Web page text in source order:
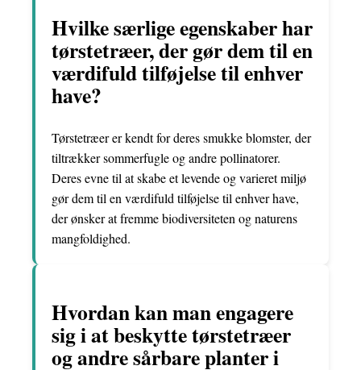
Hvilke særlige egenskaber har
tørstetræer, der gør dem til en
værdifuld tilføjelse til enhver
have?
Tørstetræer er kendt for deres smukke blomster, der
tiltrækker sommerfugle og andre pollinatorer.
Deres evne til at skabe et levende og varieret miljø
gør dem til en værdifuld tilføjelse til enhver have,
der ønsker at fremme biodiversiteten og naturens
mangfoldighed.
Hvordan kan man engagere
sig i at beskytte tørstetræer
og andre sårbare planter i